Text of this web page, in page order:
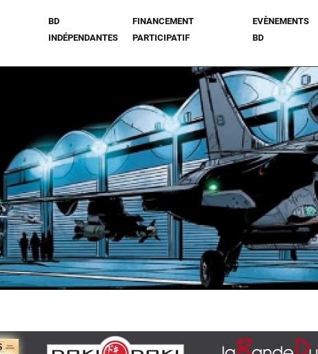
BD
INDÉPENDANTES
FINANCEMENT
PARTICIPATIF
EVÈNEMENTS
BD